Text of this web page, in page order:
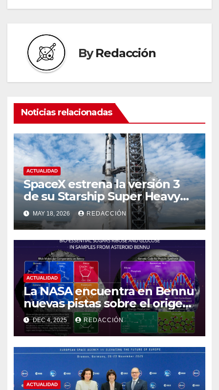
ByRedacción
Noticias relacionadas
ACTUALIDAD
SpaceX estrena la versión 3
de su Starship Super Heavy
esta semana
MAY 18, 2026 REDACCIÓN
ACTUALIDAD
La NASA encuentra en Bennu
nuevas pistas sobre el origen
de la vida
DEC 4, 2025 REDACCIÓN
ACTUALIDAD